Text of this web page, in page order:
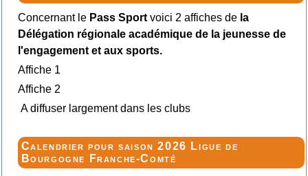
Concernant lePass Sportvoici 2 affiches dela
Délégation régionale académique de la jeunesse de
l'engagement et aux sports.
Affiche 1
Affiche 2
A diffuser largement dans les clubs
Calendrier pour saison 2026 Ligue de
Bourgogne Franche-Comté